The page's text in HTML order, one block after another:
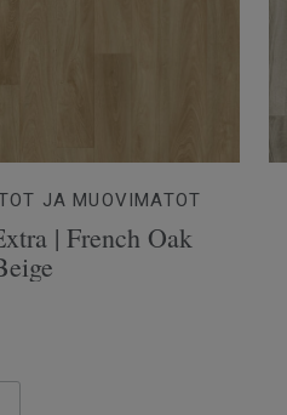
JA MUOVIMATOT
| French Oak